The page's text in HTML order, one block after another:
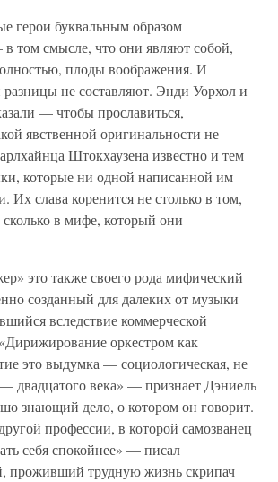
герои буквальным образом
том смысле, что они являют собой,
плоды воображения. И
разницы не составляют. Энди Уорхол и
— чтобы прославиться,
явственной оригинальности не
Штокхаузена известно и тем
которые ни одной написанной им
Их слава коренится не столько в том,
сколько в мифе, который они
это также своего рода мифический
созданный для далеких от музыки
вследствие коммерческой
оркестром как
это выдумка — социологическая, не
двадцатого века» — признает Дэниель
знающий дело, о котором он говорит.
профессии, в которой самозванец
себя спокойнее» — писал
проживший трудную жизнь скрипач